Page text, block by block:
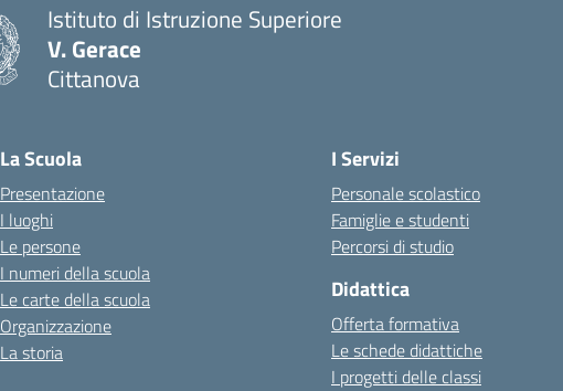
Istituto di Istruzione Superiore
V. Gerace
Cittanova
La Scuola
Presentazione
I luoghi
Le persone
I numeri della scuola
Le carte della scuola
Organizzazione
La storia
I Servizi
Personale scolastico
Famiglie e studenti
Percorsi di studio
Didattica
Offerta formativa
Le schede didattiche
I progetti delle classi